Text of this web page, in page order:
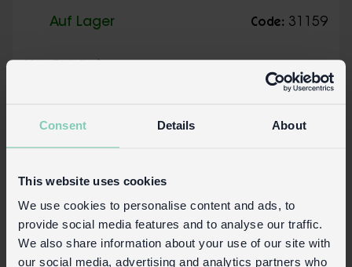
Consent Details About
This website uses cookies
We use cookies to personalise content and ads, to
provide social media features and to analyse our traffic.
We also share information about your use of our site with
our social media, advertising and analytics partners who
Auf Lager Code: 31159